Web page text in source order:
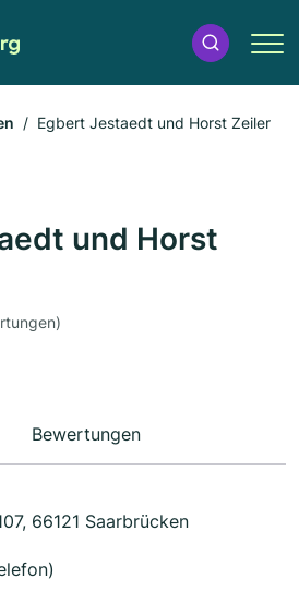
Egbert Jestaedt und Horst Zeiler
und Horst
Bewertungen
66121 Saarbrücken